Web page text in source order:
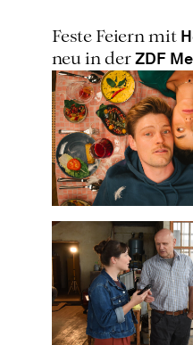
Feste Feiern mit
neu in der ZDF